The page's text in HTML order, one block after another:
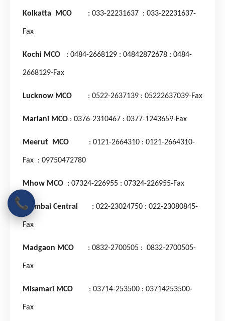
Kolkatta MCO : 033-22231637 : 033-22231637-
Fax
Kochi MCO : 0484-2668129 : 04842872678 : 0484-
2668129-Fax
Lucknow MCO : 0522-2637139 : 05222637039-Fax
Mariani MCO : 0376-2310467 : 0377-1243659-Fax
Meerut MCO : 0121-2664310 : 0121-2664310-
Fax : 09750472780
Mhow MCO : 07324-226955 : 07324-226955-Fax
Mumbai Central : 022-23024750 : 022-23080845-
Fax
Madgaon MCO : 0832-2700505 : 0832-2700505-
Fax
Misamari MCO : 03714-253500 : 03714253500-
Fax
📞